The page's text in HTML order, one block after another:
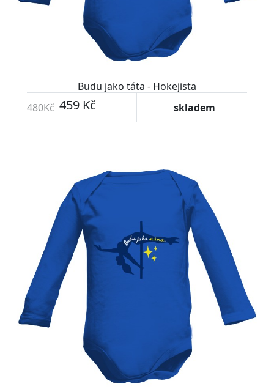
Budu jako táta - Hokejista
480Kč 459 Kč skladem